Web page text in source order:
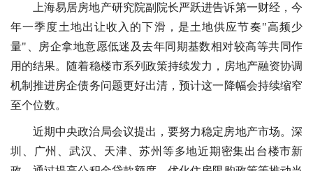
上海易居房地产研究院副院长严跃进告诉第一财经，今
年一季度土地出让收入的下滑，是土地供应节奏"高频少
量"、房企拿地意愿低迷及去年同期基数相对较高等共同作
用的结果。随着稳楼市系列政策持续发力，房地产融资协调
机制推进房企债务问题更好出清，预计这一降幅会持续缩窄
至个位数。
近期中央政治局会议提出，要努力稳定房地产市场。深
圳、广州、武汉、天津、苏州等多地近期密集出台楼市新